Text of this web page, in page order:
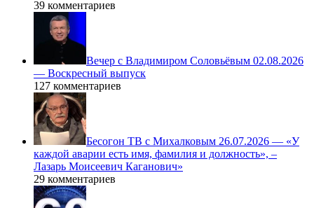
39 комментариев
Вечер с Владимиром Соловьёвым 02.08.2026
— Воскресный выпуск
127 комментариев
Бесогон ТВ с Михалковым 26.07.2026 — «У
каждой аварии есть имя, фамилия и должность», –
Лазарь Моисеевич Каганович»
29 комментариев